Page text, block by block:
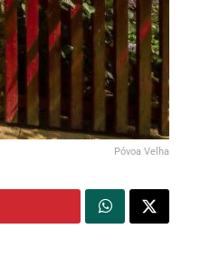
Póvoa Velha